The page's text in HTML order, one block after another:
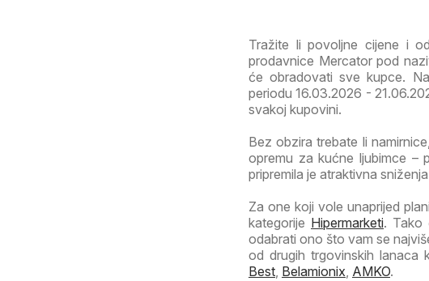
Tražite li povoljne cijene i
prodavnice Mercator pod
će obradovati sve kupce.
periodu 16.03.2026 -
svakoj kupovini.
Bez obzira trebate li
opremu za kućne ljubimce –
pripremila je atraktivna
Za one koji vole unaprijed
kategorije Hipermarketi. Tako
odabrati ono što vam se
od drugih trgovinskih lanaca
Best, Belamionix, AMKO.